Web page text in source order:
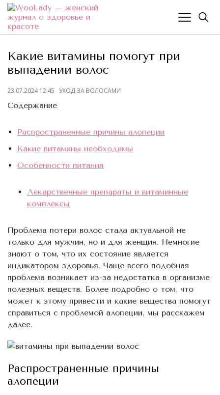
Какие витамины помогут при
выпадении волос
23.07.2024 12:45 УХОД ЗА ВОЛОСАМИ
Содержание
Распространенные причины алопеции
Какие витамины необходимы
Особенности питания
Лекарственные препараты и витаминные
комплексы
Проблема потери волос стала актуальной не
только для мужчин, но и для женщин. Немногие
знают о том, что их состояние является
индикатором здоровья. Чаще всего подобная
проблема возникает из-за недостатка в организме
полезных веществ. Более подробно о том, что
может к этому привести и какие вещества помогут
справиться с проблемой алопеции, мы расскажем
далее.
Распространенные причины
алопеции